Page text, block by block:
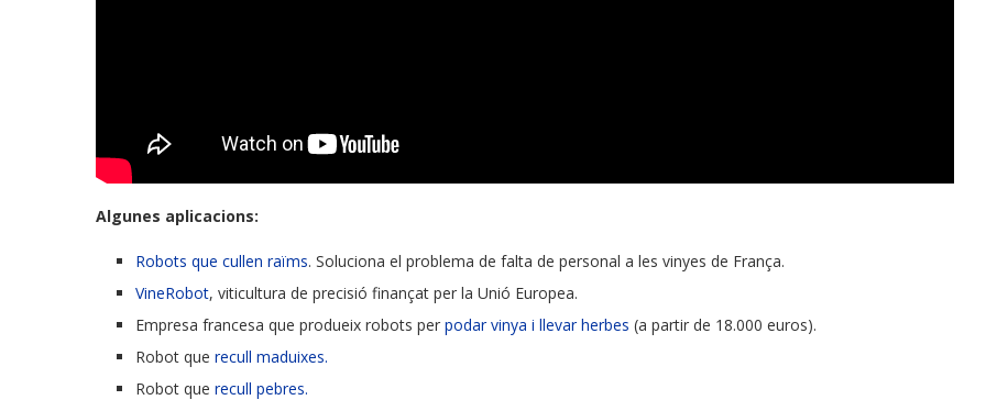
Algunes aplicacions:
Robots que cullen raïms. Soluciona el problema de falta de personal a les vinyes de França.
VineRobot, viticultura de precisió finançat per la Unió Europea.
Empresa francesa que produeix robots per podar vinya i llevar herbes (a partir de 18.000 euros).
Robot que recull maduixes.
Robot que recull pebres.